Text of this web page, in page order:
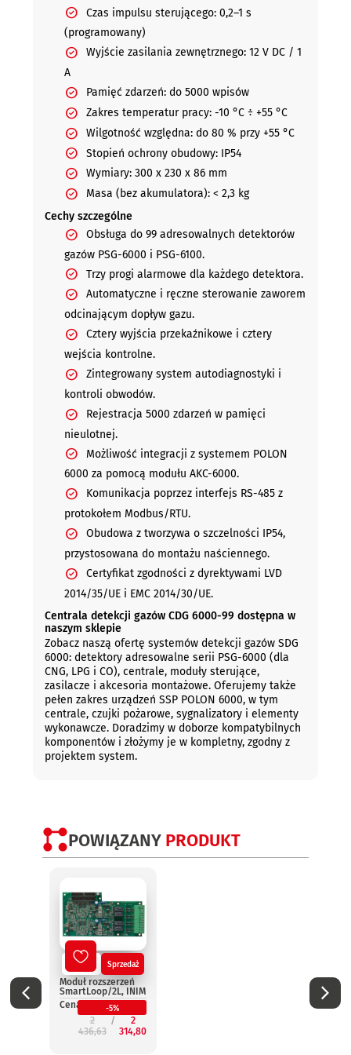
Czas impulsu sterującego: 0,2–1 s
(programowany)
Wyjście zasilania zewnętrznego: 12 V DC / 1
A
Pamięć zdarzeń: do 5000 wpisów
Zakres temperatur pracy: -10 °C ÷ +55 °C
Wilgotność względna: do 80 % przy +55 °C
Stopień ochrony obudowy: IP54
Wymiary: 300 x 230 x 86 mm
Masa (bez akumulatora): < 2,3 kg
Cechy szczególne
Obsługa do 99 adresowalnych detektorów
gazów PSG-6000 i PSG-6100.
Trzy progi alarmowe dla każdego detektora.
Automatyczne i ręczne sterowanie zaworem
odcinającym dopływ gazu.
Cztery wyjścia przekaźnikowe i cztery
wejścia kontrolne.
Zintegrowany system autodiagnostyki i
kontroli obwodów.
Rejestracja 5000 zdarzeń w pamięci
nieulotnej.
Możliwość integracji z systemem POLON
6000 za pomocą modułu AKC-6000.
Komunikacja poprzez interfejs RS-485 z
protokołem Modbus/RTU.
Obudowa z tworzywa o szczelności IP54,
przystosowana do montażu naściennego.
Certyfikat zgodności z dyrektywami LVD
2014/35/UE i EMC 2014/30/UE.
Centrala detekcji gazów CDG 6000-99 dostępna w
naszym sklepie
Zobacz naszą ofertę systemów detekcji gazów SDG
6000: detektory adresowalne serii PSG-6000 (dla
CNG, LPG i CO), centrale, moduły sterujące,
zasilacze i akcesoria montażowe. Oferujemy także
pełen zakres urządzeń SSP POLON 6000, w tym
centrale, czujki pożarowe, sygnalizatory i elementy
wykonawcze. Doradzimy w doborze kompatybilnych
komponentów i złożymy je w kompletny, zgodny z
projektem system.
POWIĄZANY PRODUKT
Nowy Sprzedaż
Moduł rozszerzeń
SmartLoop/2L, INIM
Cena:
-5%
2
436,63
2
314,80